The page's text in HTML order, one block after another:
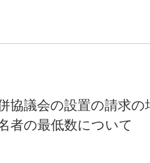
協議会の設置の請求
者の最低数について